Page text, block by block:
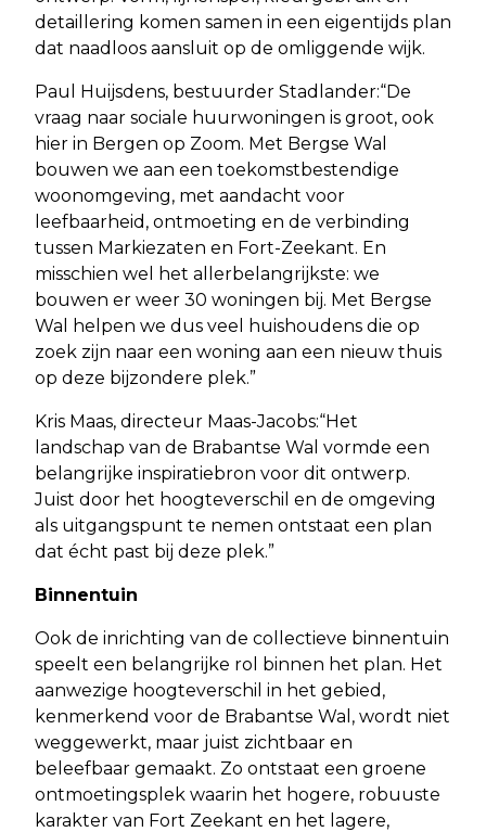
detaillering komen samen in een eigentijds plan
dat naadloos aansluit op de omliggende wijk.
Paul Huijsdens, bestuurder Stadlander:“De
vraag naar sociale huurwoningen is groot, ook
hier in Bergen op Zoom. Met Bergse Wal
bouwen we aan een toekomstbestendige
woonomgeving, met aandacht voor
leefbaarheid, ontmoeting en de verbinding
tussen Markiezaten en Fort-Zeekant. En
misschien wel het allerbelangrijkste: we
bouwen er weer 30 woningen bij. Met Bergse
Wal helpen we dus veel huishoudens die op
zoek zijn naar een woning aan een nieuw thuis
op deze bijzondere plek.”
Kris Maas, directeur Maas-Jacobs:“Het
landschap van de Brabantse Wal vormde een
belangrijke inspiratiebron voor dit ontwerp.
Juist door het hoogteverschil en de omgeving
als uitgangspunt te nemen ontstaat een plan
dat écht past bij deze plek.”
Binnentuin
Ook de inrichting van de collectieve binnentuin
speelt een belangrijke rol binnen het plan. Het
aanwezige hoogteverschil in het gebied,
kenmerkend voor de Brabantse Wal, wordt niet
weggewerkt, maar juist zichtbaar en
beleefbaar gemaakt. Zo ontstaat een groene
ontmoetingsplek waarin het hogere, robuuste
karakter van Fort Zeekant en het lagere,